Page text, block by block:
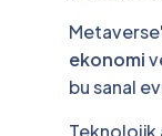
ekonomi
bu sanal
Teknolojik